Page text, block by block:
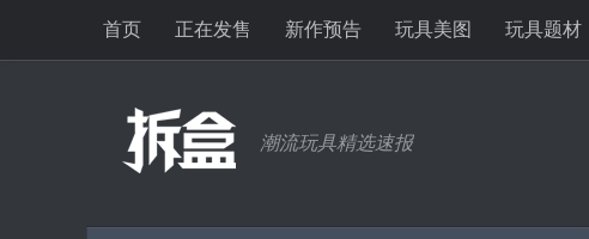
跳至内容首页 正在发售 新作预告 玩具美图 玩具题材
潮流玩具精选速报